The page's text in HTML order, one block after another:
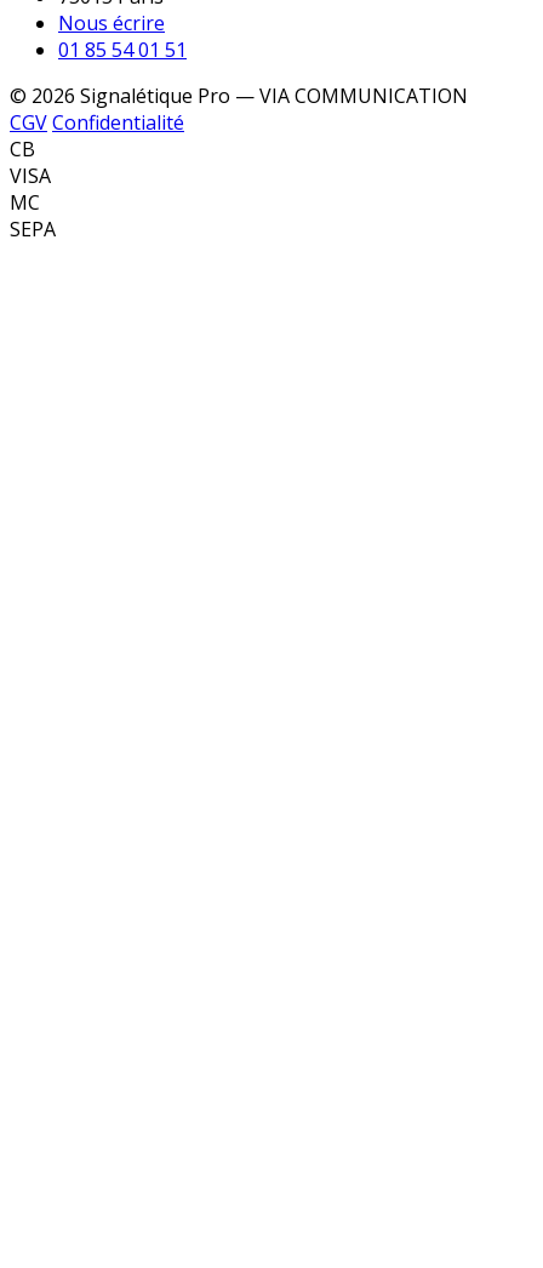
Nous écrire
01 85 54 01 51
© 2026 Signalétique Pro — VIA COMMUNICATION
CGVConfidentialité
CB
VISA
MC
SEPA